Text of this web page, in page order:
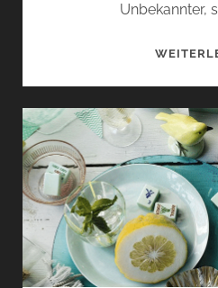
Unbekannter,